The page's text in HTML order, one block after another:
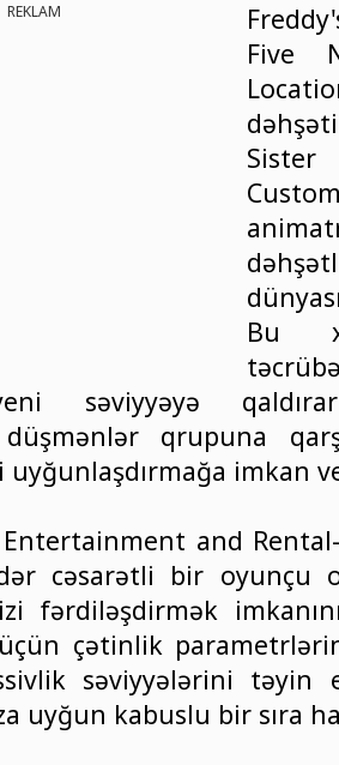
REKLAM
Five
Bu
səviyyəyə
qrupuna
imkan
Entertainment and
cəsarətli bir oyunçu
fərdiləşdirmək
çətinlik
səviyyələrini təyin
uyğun kabuslu bir sıra